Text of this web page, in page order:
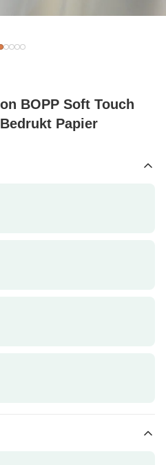
BOPP Soft Touch
Papier